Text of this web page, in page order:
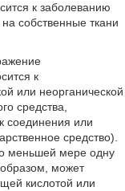
к заболеванию
собственные ткани
к
или неорганической
средства,
соединения или
средство).
меньшей мере одну
может
кислотой или